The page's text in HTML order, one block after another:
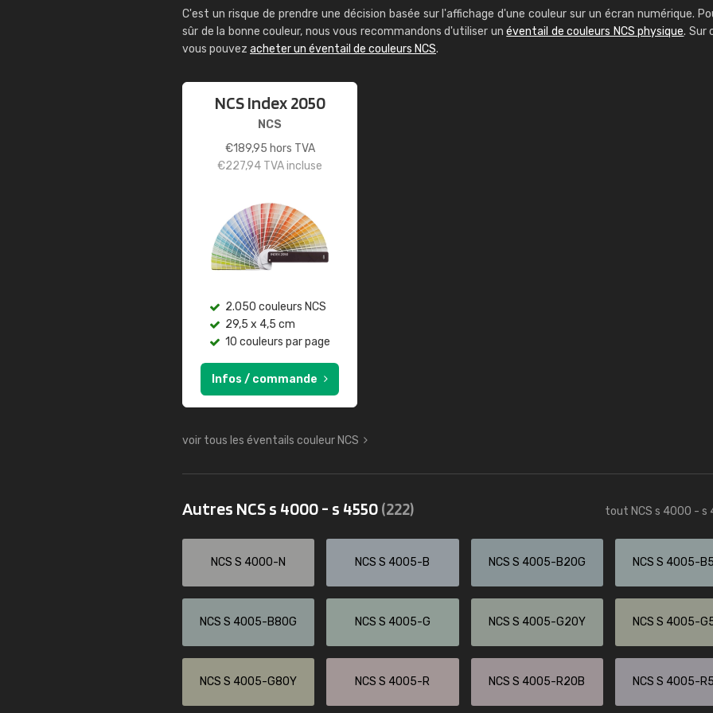
C'est un risque de prendre une décision basée sur l'affichage d'une couleur sur un écran numérique.
sûr de la bonne couleur, nous vous recommandons d'utiliser unéventail de couleurs NCS physique. Sur
vous pouvez acheter un éventail de couleurs NCS.
NCS Index 2050
NCS
€189,95 hors TVA
€227,94 TVA incluse
2.050 couleurs NCS
29,5 x 4,5 cm
10 couleurs par page
Infos / commande
voir tous les éventails couleur NCS
Autres NCS s 4000 - s 4550(222) tout NCS s 4000 - s
NCS S 4000-N NCS S 4005-B NCS S 4005-B20G NCS S 4005-
NCS S 4005-B80G NCS S 4005-G NCS S 4005-G20Y NCS S 4005-
NCS S 4005-G80Y NCS S 4005-R NCS S 4005-R20B NCS S 4005-